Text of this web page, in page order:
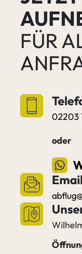
FÜR
02203
oder
Email